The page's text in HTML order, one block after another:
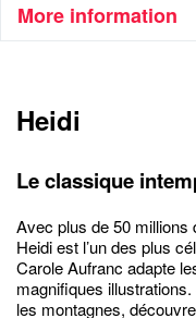
More information
Heidi
Le classique
Avec plus de 50 millions
Heidi est l’un des plus
Carole Aufranc adapte
magnifiques
les montagnes,